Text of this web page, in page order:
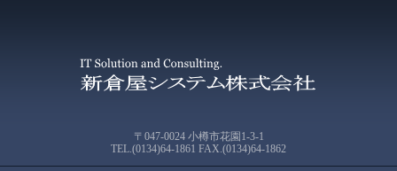
〒047-0024 小樽市花園1-3-1
TEL.(0134)64-1861 FAX.(0134)64-1862